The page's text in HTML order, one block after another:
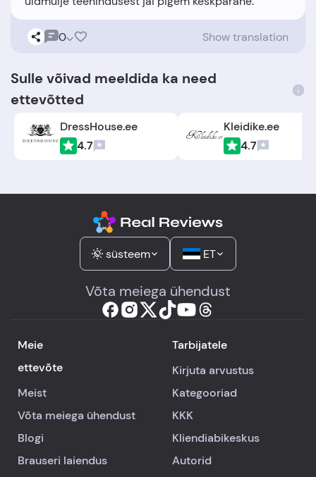
0 Show translation
Sulle võivad meeldida ka need
ettevõtted
DressHouse.ee
4.7
Kleidike.ee
4.7
süsteem ET
Võta meiega ühendust
Meie
ettevõte
Meist
Võta meiega ühendust
Blogi
Brauseri laiendus
Tarbijatele
Kirjuta arvustus
Kategooriad
KKK
Kliendiabikeskus
Autorid